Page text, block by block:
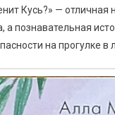
Кусь?» —
а познавательная
на прогулке в